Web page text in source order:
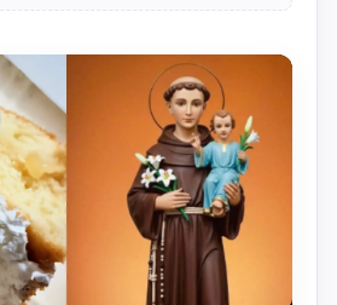
a intercessão do santo
do Matrimônio
de 2026